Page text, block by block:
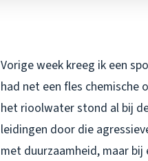
Vorige week kreeg ik een
had net een fles chemische
het rioolwater stond al bij
leidingen door die
met duurzaamheid, maar